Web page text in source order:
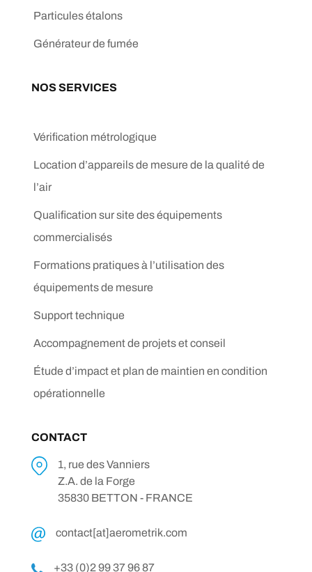
Particules étalons
Générateur de fumée
NOS SERVICES
Vérification métrologique
Location d’appareils de mesure de la qualité de
l’air
Qualification sur site des équipements
commercialisés
Formations pratiques à l’utilisation des
équipements de mesure
Support technique
Accompagnement de projets et conseil
Étude d’impact et plan de maintien en condition
opérationnelle
CONTACT
1, rue des Vanniers
Z.A. de la Forge
35830 BETTON - FRANCE
contact[at]aerometrik.com
+33 (0)2 99 37 96 87